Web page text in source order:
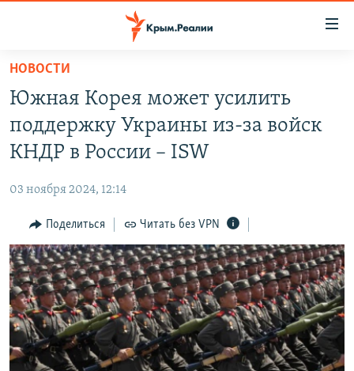
Вернуться
основному
содержанию
Вернутся
главной
навигации
Вернутся
поиску
ГРУЗ 200
11 ЛЕТ ОККУПАЦИИ КРЫМА. 11 ИСТОРИЙ СОПРОТИВЛЕНИЯ
ВОДА
ЕЩЕ
ИНТЕРАКТИВ
ИНФОГРАФИКА
ТЕЛЕПРОЕКТ КРЫМ.РЕАЛИИ
СОВЕТЫ ПРАВОЗАЩИТНИКОВ
ПРОПАВШИЕ БЕЗ ВЕСТИ
РАДІО СВОБОДА
КАК ОБОЙТИ БЛОКИРОВКУ
Українською
Qırımtatar
ПРИСОЕДИНЯЙТЕСЬ!
НОВОСТИ
Южная Корея может усилить
поддержку Украины из-за войск
КНДР в России – ISW
03 ноября 2024, 12:14
Поделиться Читать без VPN